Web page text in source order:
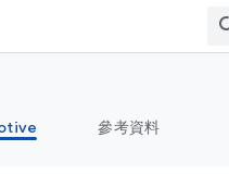
參考資料